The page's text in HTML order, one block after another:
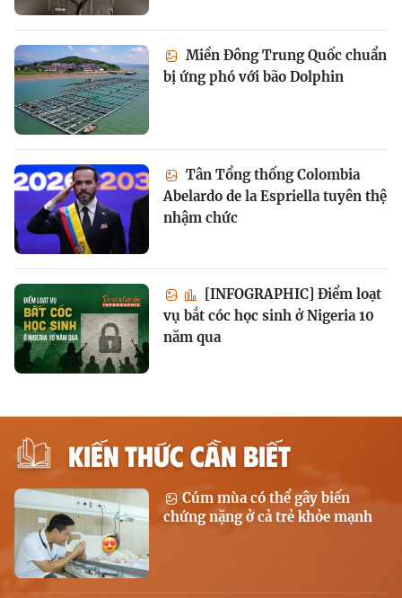
Miền Đông Trung Quốc chuẩn
bị ứng phó với bão Dolphin
Tân Tổng thống Colombia
Abelardo de la Espriella tuyên thệ
nhậm chức
[INFOGRAPHIC] Điểm loạt
vụ bắt cóc học sinh ở Nigeria 10
năm qua
KIẾN THỨC CẦN BIẾT
Cúm mùa có thể gây biến
chứng nặng ở cả trẻ khỏe mạnh